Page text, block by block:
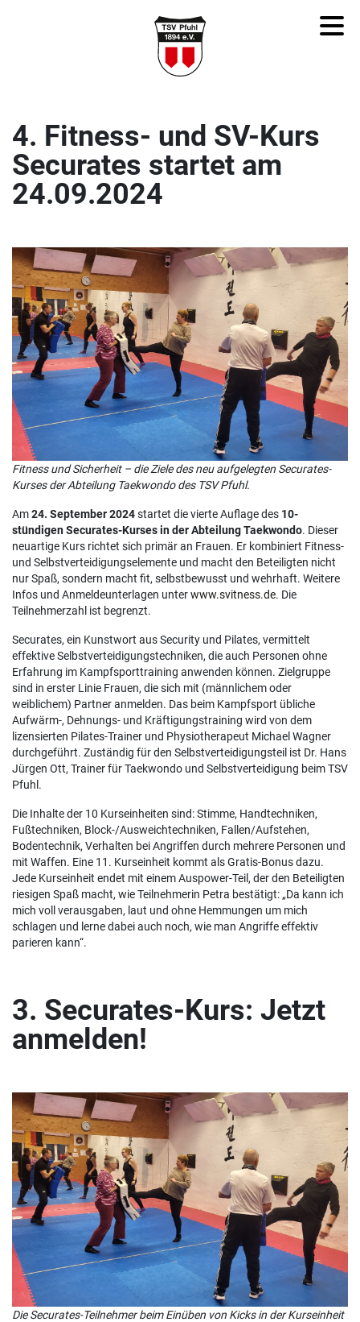
4. Fitness- und SV-Kurs
Securates startet am
24.09.2024
Fitness und Sicherheit – die Ziele des neu aufgelegten Securates-
Kurses der Abteilung Taekwondo des TSV Pfuhl.
Am24. September 2024startet die vierte Auflage des 10-
stündigen Securates-Kurses in der Abteilung Taekwondo. Dieser
neuartige Kurs richtet sich primär an Frauen. Er kombiniert Fitness-
und Selbstverteidigungselemente und macht den Beteiligten nicht
nur Spaß, sondern macht fit, selbstbewusst und wehrhaft. Weitere
Infos und Anmeldeunterlagen unterwww.svitness.de. Die
Teilnehmerzahl ist begrenzt.
Securates, ein Kunstwort aus Security und Pilates, vermittelt
effektive Selbstverteidigungstechniken, die auch Personen ohne
Erfahrung im Kampfsporttraining anwenden können. Zielgruppe
sind in erster Linie Frauen, die sich mit (männlichem oder
weiblichem) Partner anmelden. Das beim Kampfsport übliche
Aufwärm-, Dehnungs- und Kräftigungstraining wird von dem
lizensierten Pilates-Trainer und Physiotherapeut Michael Wagner
durchgeführt. Zuständig für den Selbstverteidigungsteil ist Dr. Hans
Jürgen Ott, Trainer für Taekwondo und Selbstverteidigung beim TSV
Pfuhl.
Die Inhalte der 10 Kurseinheiten sind: Stimme, Handtechniken,
Fußtechniken, Block-/Ausweichtechniken, Fallen/Aufstehen,
Bodentechnik, Verhalten bei Angriffen durch mehrere Personen und
mit Waffen. Eine 11. Kurseinheit kommt als Gratis-Bonus dazu.
Jede Kurseinheit endet mit einem Auspower-Teil, der den Beteiligten
riesigen Spaß macht, wie Teilnehmerin Petra bestätigt: „Da kann ich
mich voll verausgaben, laut und ohne Hemmungen um mich
schlagen und lerne dabei auch noch, wie man Angriffe effektiv
parieren kann“.
3. Securates-Kurs: Jetzt
anmelden!
Die Securates-Teilnehmer beim Einüben von Kicks in der Kurseinheit